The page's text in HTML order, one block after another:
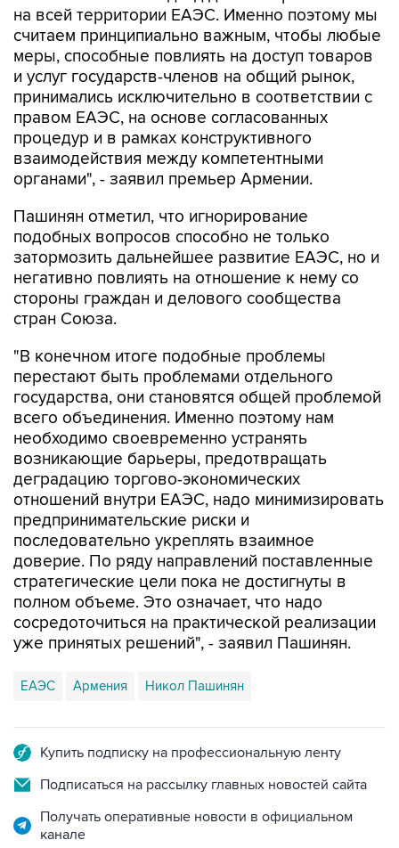
меры, способные повлиять на доступ товаров
и услуг государств-членов на общий рынок,
принимались исключительно в соответствии с
правом ЕАЭС, на основе согласованных
процедур и в рамках конструктивного
взаимодействия между компетентными
органами", - заявил премьер Армении.
Пашинян отметил, что игнорирование
затормозить дальнейшее развитие ЕАЭС, но и
негативно повлиять на отношение к нему со
стороны граждан и делового сообщества
стран Союза.
"В конечном итоге подобные проблемы
государства, они становятся общей проблемой
всего объединения. Именно поэтому нам
необходимо своевременно устранять
возникающие барьеры, предотвращать
деградацию торгово-экономических
отношений внутри ЕАЭС, надо минимизировать
предпринимательские риски и
последовательно укреплять взаимное
доверие. По ряду направлений поставленные
стратегические цели пока не достигнуты в
полном объеме. Это означает, что надо
сосредоточиться на практической реализации
уже принятых решений", - заявил Пашинян.
ЕАЭС Армения Никол Пашинян
Подписаться на рассылку главных новостей сайта
Получать оперативные новости в официальном